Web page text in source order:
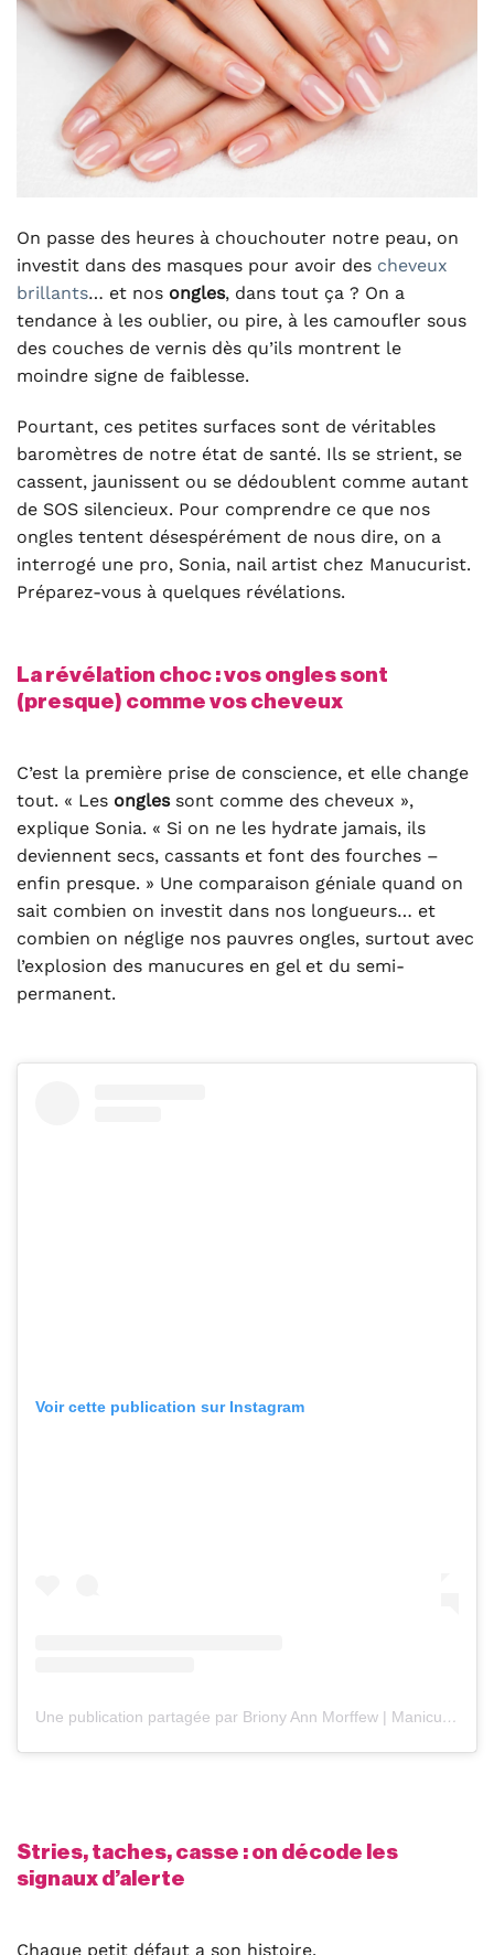
On passe des heures à chouchouter notre peau, on
investit dans des masques pour avoir des cheveux
brillants… et nos ongles, dans tout ça ? On a
tendance à les oublier, ou pire, à les camoufler sous
des couches de vernis dès qu’ils montrent le
moindre signe de faiblesse.
Pourtant, ces petites surfaces sont de véritables
baromètres de notre état de santé. Ils se strient, se
cassent, jaunissent ou se dédoublent comme autant
de SOS silencieux. Pour comprendre ce que nos
ongles tentent désespérément de nous dire, on a
interrogé une pro, Sonia, nail artist chez Manucurist.
Préparez-vous à quelques révélations.
La révélation choc : vos ongles sont
(presque) comme vos cheveux
C’est la première prise de conscience, et elle change
tout. « Les onglessont comme des cheveux »,
explique Sonia. « Si on ne les hydrate jamais, ils
deviennent secs, cassants et font des fourches –
enfin presque. » Une comparaison géniale quand on
sait combien on investit dans nos longueurs… et
combien on néglige nos pauvres ongles, surtout avec
l’explosion des manucures en gel et du semi-
permanent.
Voir cette publication sur Instagram
Une publication partagée par Briony Ann Morffew | Manicurist & Content Creator (@brionyannmorffew)
Stries, taches, casse : on décode les
signaux d’alerte
Chaque petit défaut a son histoire.